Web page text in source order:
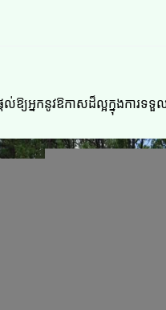
តល់ឱ្យអ្នកនូវឱកាសដ៏ល្អក្នុងក